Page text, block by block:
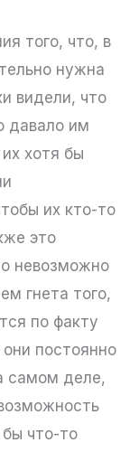
того, что, в
нужна
видели, что
давало им
хотя бы
их кто-то
это
невозможно
гнета того,
по факту
постоянно
самом деле,
бы что-то